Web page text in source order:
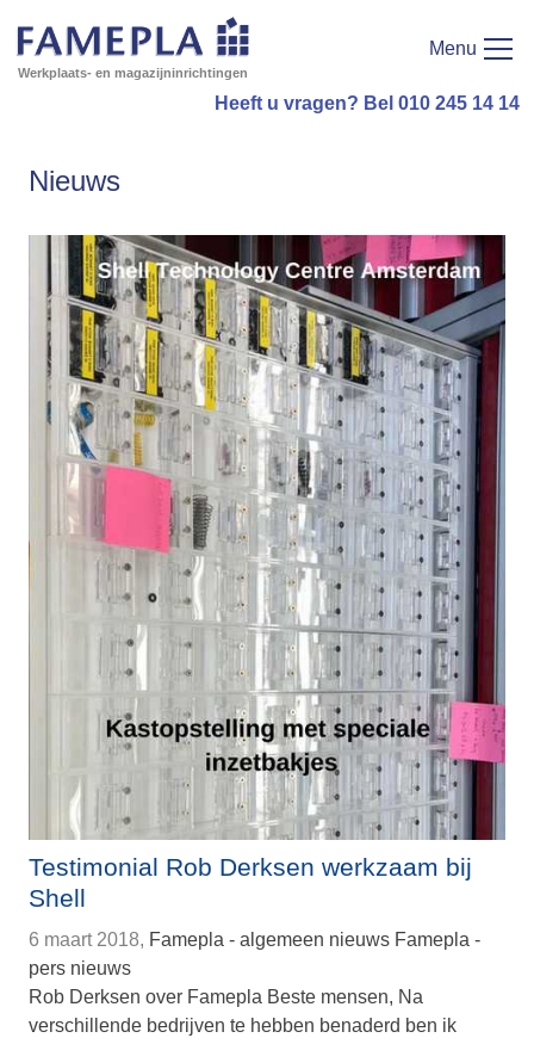
Werkplaats- en magazijninrichtingen
Menu
Heeft u vragen? Bel 010 245 14 14
Nieuws
Testimonial Rob Derksen werkzaam bij
Shell
6 maart 2018, Famepla - algemeen nieuws Famepla -
pers nieuws
Rob Derksen over Famepla Beste mensen, Na
verschillende bedrijven te hebben benaderd ben ik